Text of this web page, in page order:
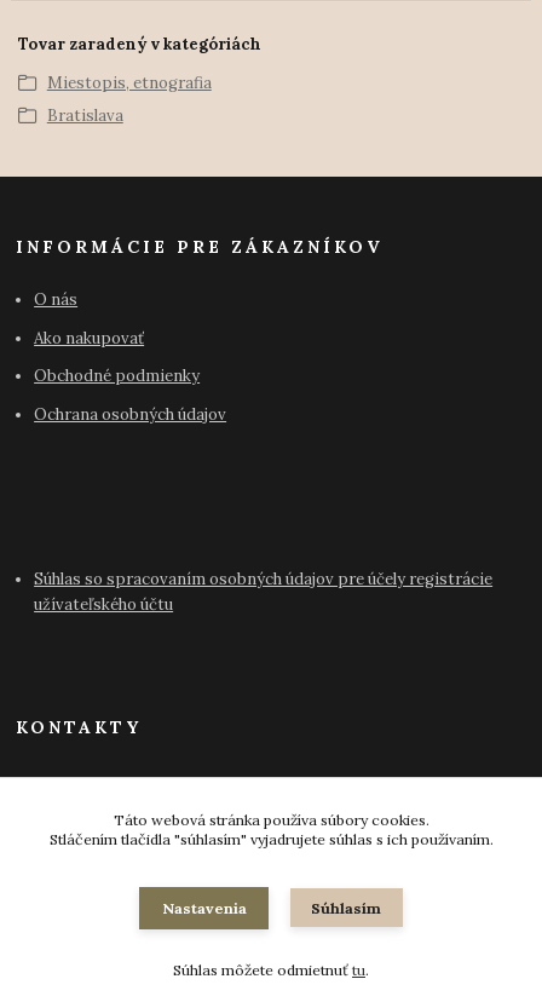
Tovar zaradený v kategóriách
Miestopis, etnografia
Bratislava
INFORMÁCIE PRE ZÁKAZNÍKOV
O nás
Ako nakupovať
Obchodné podmienky
Ochrana osobných údajov
Súhlas so spracovaním osobných údajov pre účely registrácie
užívateľského účtu
KONTAKTY
Vytvorené na
Eshop-rychlo.sk
Táto webová stránka používa súbory cookies.
Stláčením tlačidla "súhlasím" vyjadrujete súhlas s ich používaním.
Nastavenia Súhlasím
Súhlas môžete odmietnuť tu.